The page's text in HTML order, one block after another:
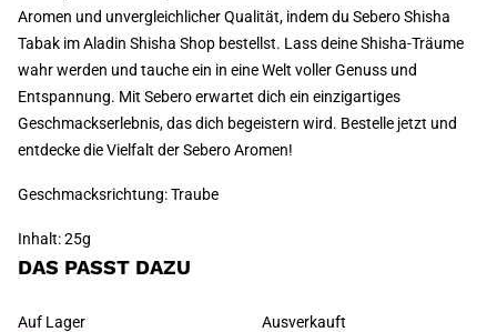
Aromen und unvergleichlicher Qualität, indem du Sebero Shisha
Tabak im Aladin Shisha Shop bestellst. Lass deine Shisha-Träume
wahr werden und tauche ein in eine Welt voller Genuss und
Entspannung. Mit Sebero erwartet dich ein einzigartiges
Geschmackserlebnis, das dich begeistern wird. Bestelle jetzt und
entdecke die Vielfalt der Sebero Aromen!
Geschmacksrichtung: Traube
Inhalt: 25g
DAS PASST DAZU
Auf Lager Ausverkauft